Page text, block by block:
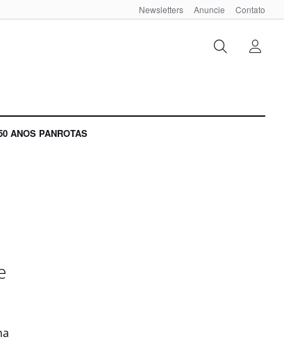
Newsletters Anuncie Contato
ANOS PANROTAS